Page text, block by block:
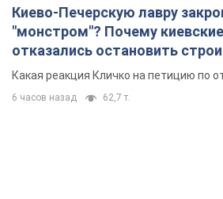
Киево-Печерскую лавру
"монстром"? Почему
отказались остановить
небоскреба "московского
Какая реакция Кличко на петицию по
6 часов назад 62,7 т.